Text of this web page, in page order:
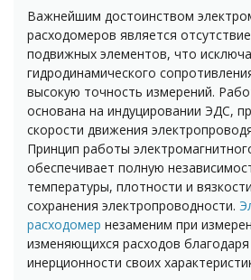
Важнейшим достоинством
расходомеров является
подвижных элементов, что
гидродинамического
высокую точность измерений.
основана на индуцировании ЭДС,
скорости движения
Принцип работы
обеспечивает полную
температуры, плотности и
сохранения электропроводности.
расходомер незаменим при
изменяющихся расходов
инерционности своих